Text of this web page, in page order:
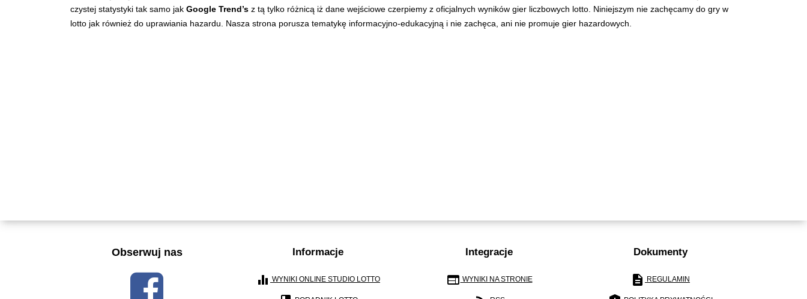
czystej statystyki tak samo jak Google Trend’s z tą tylko różnicą iż dane wejściowe czerpiemy z oficjalnych wyników gier liczbowych lotto. Niniejszym nie zachęcamy do gry w
lotto jak również do uprawiania hazardu. Nasza strona porusza tematykę informacyjno-edukacyjną i nie zachęca, ani nie promuje gier hazardowych.
Obserwuj nas Informacje
equalizer WYNIKI ONLINE STUDIO LOTTO
Integracje
web WYNIKI NA STRONIE
Dokumenty
description REGULAMIN